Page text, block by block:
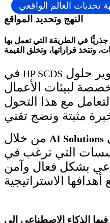
العالم الواقعي
النهج وتحديد المواقع
في الطريقة التي تعمل بها
HP SCDS
لبيئات الأعمال
مع هذا التحول
AI Solutions
التي ترغب في
بشكل فعال وآمن
الذكاء الاصطناعي إلى